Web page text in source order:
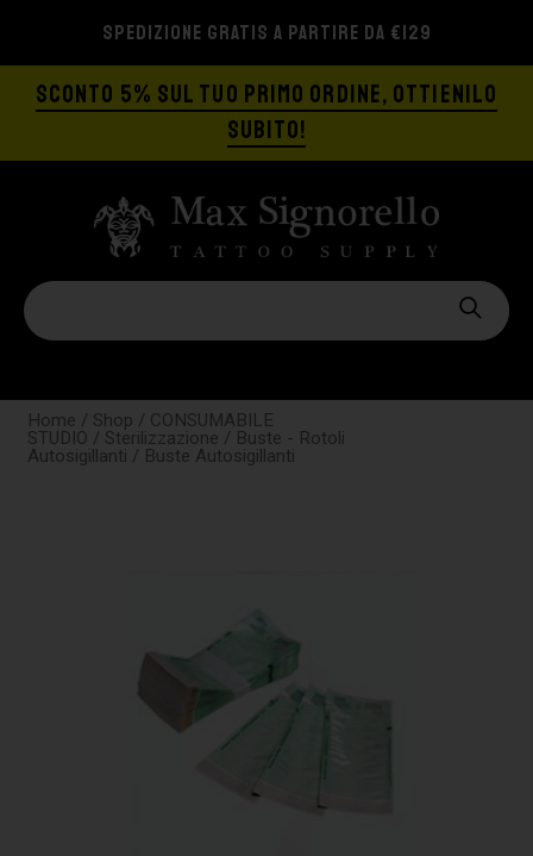
SPEDIZIONE GRATIS A PARTIRE DA €129
SCONTO 5% SUL TUO PRIMO ORDINE, OTTIENILO
SUBITO!
Home / Shop / CONSUMABILE
STUDIO / Sterilizzazione / Buste - Rotoli
Autosigillanti / Buste Autosigillanti